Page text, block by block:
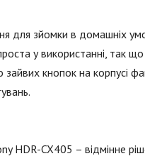
для зйомки в домашніх
у використанні, так що
кнопок на корпусі
HDR-CX405 – відмінне